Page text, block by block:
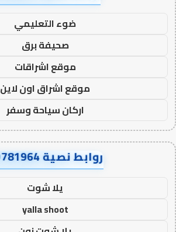
ضوء التعليمي
صحيفة برق
موقع اشراقات
موقع اشراق اون لاين
اركان سياحة وسفر
روابط نصية FD781964
يلا شوت
yalla shoot